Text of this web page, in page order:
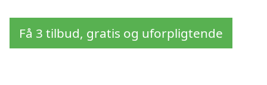
Få 3 tilbud, gratis og uforpligtende